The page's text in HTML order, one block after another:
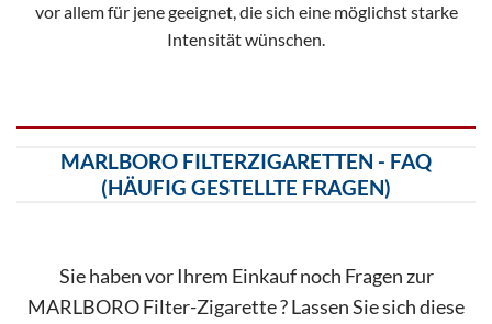
vor allem für jene geeignet, die sich eine möglichst starke
Intensität wünschen.
MARLBORO FILTERZIGARETTEN - FAQ
(HÄUFIG GESTELLTE FRAGEN)
Sie haben vor Ihrem Einkauf noch Fragen zur
MARLBORO Filter-Zigarette ? Lassen Sie sich diese